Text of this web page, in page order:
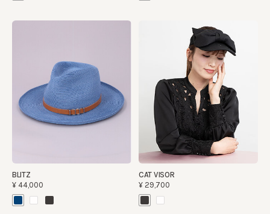
BLITZ
¥44,000
CAT VISOR
¥29,700